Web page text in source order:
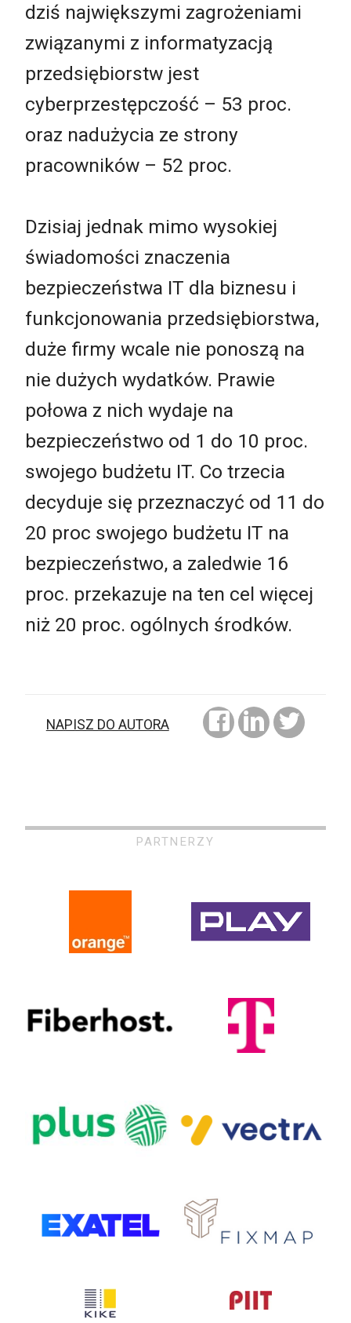
dziś największymi zagrożeniami
związanymi z informatyzacją
przedsiębiorstw jest
cyberprzestępczość – 53 proc.
oraz nadużycia ze strony
pracowników – 52 proc.
Dzisiaj jednak mimo wysokiej
świadomości znaczenia
bezpieczeństwa IT dla biznesu i
funkcjonowania przedsiębiorstwa,
duże firmy wcale nie ponoszą na
nie dużych wydatków. Prawie
połowa z nich wydaje na
bezpieczeństwo od 1 do 10 proc.
swojego budżetu IT. Co trzecia
decyduje się przeznaczyć od 11 do
20 proc swojego budżetu IT na
bezpieczeństwo, a zaledwie 16
proc. przekazuje na ten cel więcej
niż 20 proc. ogólnych środków.
NAPISZ DO AUTORA
PARTNERZY